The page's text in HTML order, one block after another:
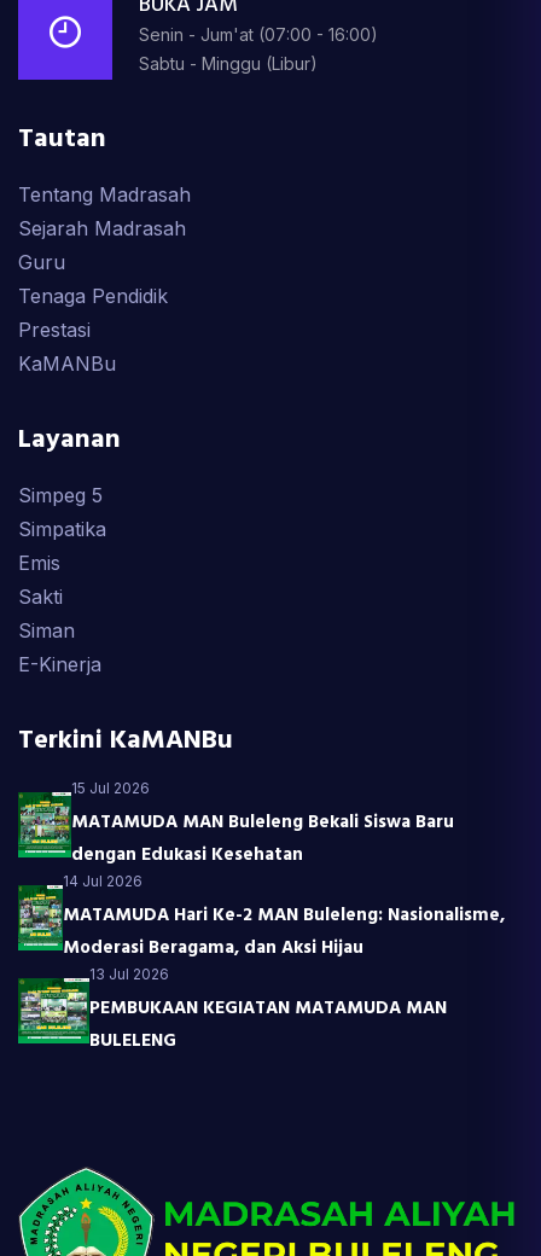
Senin - Jum'at (07:00 - 16:00)
Sabtu - Minggu (Libur)
Tautan
Tentang Madrasah
Sejarah Madrasah
Guru
Tenaga Pendidik
Prestasi
KaMANBu
Layanan
Simpeg 5
Simpatika
Emis
Sakti
Siman
E-Kinerja
Terkini KaMANBu
15 Jul 2026
MATAMUDA MAN Buleleng Bekali Siswa Baru
dengan Edukasi Kesehatan
14 Jul 2026
MATAMUDA Hari Ke-2 MAN Buleleng: Nasionalisme,
Moderasi Beragama, dan Aksi Hijau
13 Jul 2026
PEMBUKAAN KEGIATAN MATAMUDA MAN
BULELENG